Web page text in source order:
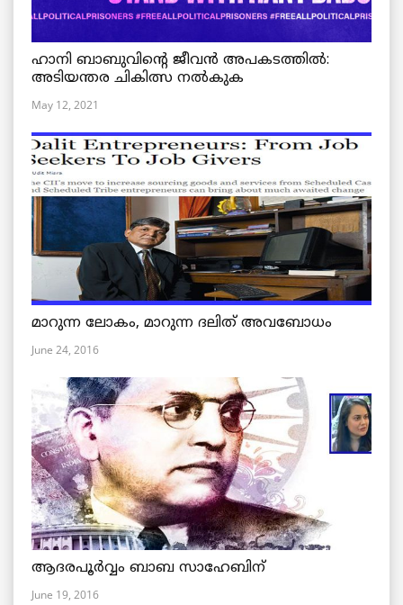
ഹാനി ബാബുവിന്റെ ജീവൻ അപകടത്തിൽ:
അടിയന്തര ചികിത്സ നൽകുക
May 12, 2021
മാറുന്ന ലോകം, മാറുന്ന ദലിത് അവബോധം
June 24, 2016
ആദരപൂര്‍വ്വം ബാബ സാഹേബിന്
June 19, 2016